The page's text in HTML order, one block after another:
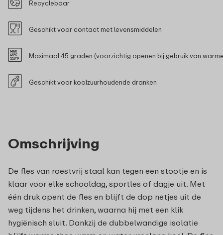
Omschrijving
De fles van roestvrij staal kan tegen een stootje en is
klaar voor elke schooldag, sportles of dagje uit. Met
één druk opent de fles en blijft de dop netjes uit de
weg tijdens het drinken, waarna hij met een klik
hygiënisch sluit. Dankzij de dubbelwandige isolatie
Recyclebaar
Geschikt voor contact met levensmiddelen
Maximaal 45 graden (voorzichtig openen bij gebruik van
Geschikt voor koolzuurhoudende dranken